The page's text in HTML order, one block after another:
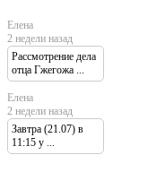
Елена
2 недели назад
Рассмотрение дела
отца Гжегожа ...
Елена
2 недели назад
Завтра (21.07) в
11:15 у ...